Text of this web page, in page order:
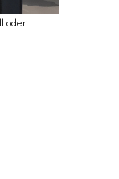
oder